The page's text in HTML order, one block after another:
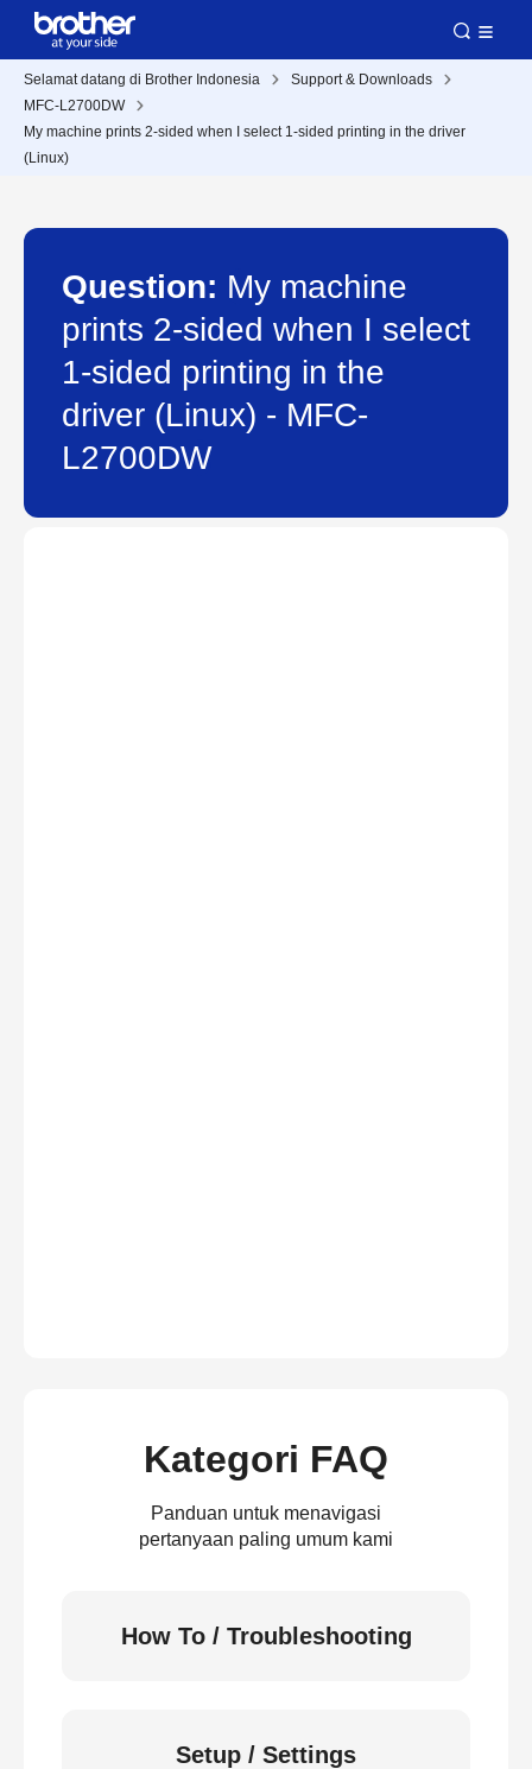
Selamat datang di Brother Indonesia
Support & Downloads
MFC-L2700DW
My machine prints 2-sided when I select 1-sided printing in the driver
(Linux)
Question: My machine
prints 2-sided when I select
1-sided printing in the
driver (Linux) - MFC-
L2700DW
Kategori FAQ
Panduan untuk menavigasi
pertanyaan paling umum kami
How To / Troubleshooting
Setup / Settings